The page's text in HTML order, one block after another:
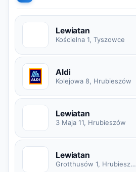
Lewiatan
Kościelna 1, Tyszowce
Aldi
Kolejowa 8, Hrubieszów
Lewiatan
3 Maja 11, Hrubieszów
Lewiatan
Grotthusów 1, Hrubieszów